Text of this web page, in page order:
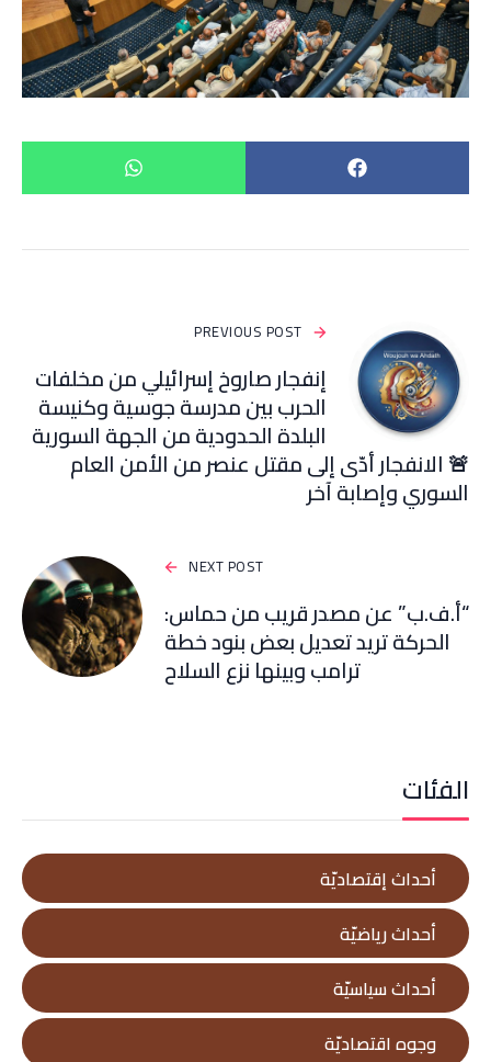
PREVIOUS POST
إنفجار صاروخ إسرائيلي من مخلفات
الحرب بين مدرسة جوسية وكنيسة
البلدة الحدودية من الجهة السورية
🚨 الانفجار أدّى إلى مقتل عنصر من الأمن العام
السوري وإصابة آخر
NEXT POST
“أ.ف.ب” عن مصدر قريب من حماس:
الحركة تريد تعديل بعض بنود خطة
ترامب وبينها نزع السلاح
الفئات
أحداث إقتصاديّة
أحداث رياضيّة
أحداث سياسيّة
وجوه اقتصاديّة